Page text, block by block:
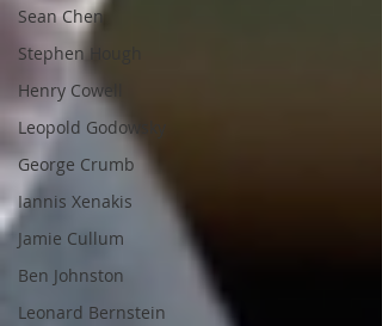
Sean Chen
Stephen Hough
Henry Cowell
Leopold Godowsky
George Crumb
Iannis Xenakis
Jamie Cullum
Ben Johnston
Leonard Bernstein